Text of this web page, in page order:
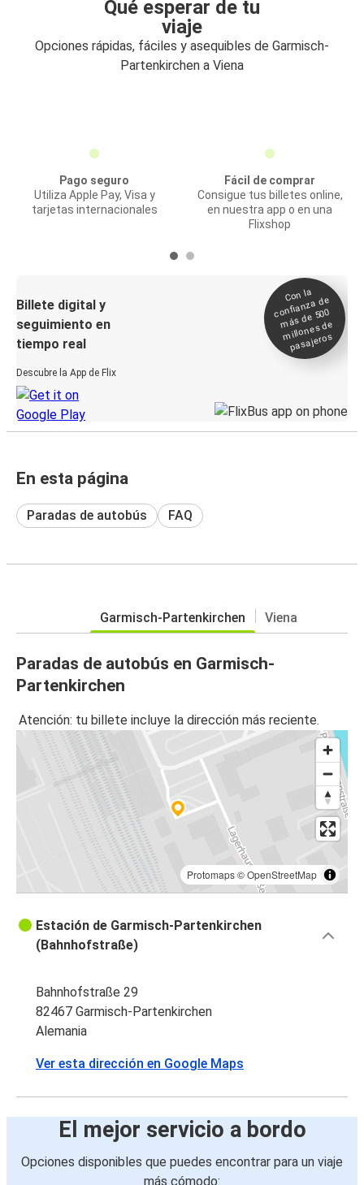
Qué esperar de tu
viaje
Opciones rápidas, fáciles y asequibles de Garmisch-
Partenkirchen a Viena
Pago seguro
Utiliza Apple Pay, Visa y
tarjetas internacionales
Fácil de comprar
Consigue tus billetes online,
en nuestra app o en una
Flixshop
Billete digital y
seguimiento en
tiempo real
Descubre la App de Flix
Con la
confianza de
más de 500
millones de
pasajeros
En esta página
Paradas de autobús FAQ
Garmisch-Partenkirchen Viena
Paradas de autobús en Garmisch-
Partenkirchen
Atención: tu billete incluye la dirección más reciente.
Protomaps©OpenStreetMap
Estación de Garmisch-Partenkirchen
(Bahnhofstraße)
Bahnhofstraße 29
82467 Garmisch-Partenkirchen
Alemania
Ver esta dirección en Google Maps
El mejor servicio a bordo
Opciones disponibles que puedes encontrar para un viaje
más cómodo: